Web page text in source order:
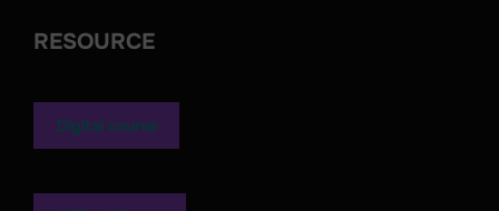
RESOURCE
Digital course